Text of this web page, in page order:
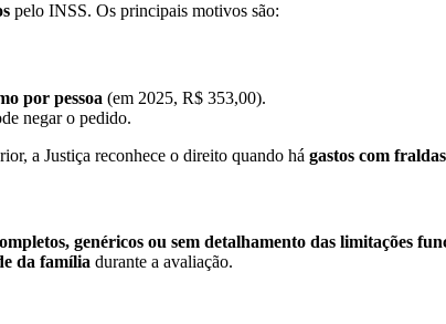
pelo INSS. Os principais motivos são:
por pessoa (em 2025, R$ 353,00).
negar o pedido.
a Justiça reconhece o direito quando há gastos com
genéricos ou sem detalhamento das limitações
da família durante a avaliação.